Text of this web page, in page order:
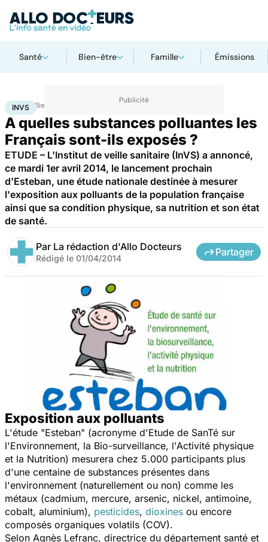
Santé Bien-être Famille Émissions
AccueilBien-être
INVS
A quelles substances polluantes les
Français sont-ils exposés ?
ETUDE – L'Institut de veille sanitaire (InVS) a annoncé,
ce mardi 1er avril 2014, le lancement prochain
d'Esteban, une étude nationale destinée à mesurer
l'exposition aux polluants de la population française
ainsi que sa condition physique, sa nutrition et son état
de santé.
Par La rédaction d'Allo Docteurs
Rédigé le 01/04/2014
Partager
Exposition aux polluants
L'étude "Esteban" (acronyme d'Etude de SanTé sur
l'Environnement, la Bio-surveillance, l'Activité physique
et la Nutrition) mesurera chez 5.000 participants plus
d'une centaine de substances présentes dans
l'environnement (naturellement ou non) comme les
métaux (cadmium, mercure, arsenic, nickel, antimoine,
cobalt, aluminium), pesticides, dioxines ou encore
composés organiques volatils (COV).
Selon Agnès Lefranc, directrice du département santé et